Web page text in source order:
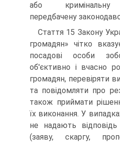
або кримінальну
передбачену
Стаття 15 Закону
громадян» чітко
посадові особи
об'єктивно і вчасно
громадян, перевіряти
та повідомляти про
також приймати
їх виконання. У
не надають
(заяву, скаргу,